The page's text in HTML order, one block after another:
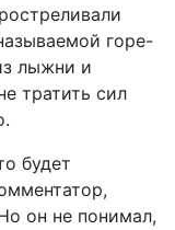
горе-
лыжни и
тратить сил
будет
он не понимал,